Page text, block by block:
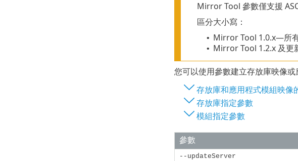
Mirror Tool 參數僅支援
區分大小寫：
• Mirror Tool 1.0.x—所
• Mirror Tool 1.2.x 及更
您可以使用參數建立存放庫映像或
存放庫和應用程式模組映像
存放庫指定參數
模組指定參數
參數
--updateServer